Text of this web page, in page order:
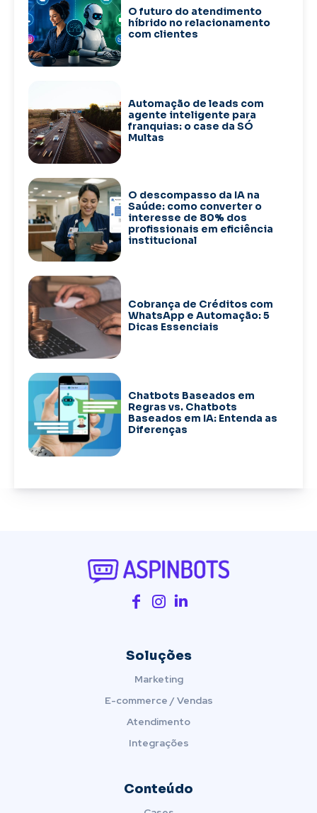
O futuro do atendimento
híbrido no relacionamento
com clientes
Automação de leads com
agente inteligente para
franquias: o case da SÓ
Multas
O descompasso da IA na
Saúde: como converter o
interesse de 80% dos
profissionais em eficiência
institucional
Cobrança de Créditos com
WhatsApp e Automação: 5
Dicas Essenciais
Chatbots Baseados em
Regras vs. Chatbots
Baseados em IA: Entenda as
Diferenças
Soluções
Marketing
E-commerce / Vendas
Atendimento
Integrações
Conteúdo